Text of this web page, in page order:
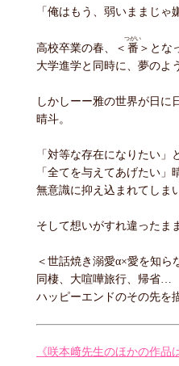
「俺はもう、弱いままじゃ
高校卒業の春、＜ 番
つがい
＞とな
大学進学と同時に、夢のよ
しかしーー雅の世界が日に
晴斗。
「対等な存在になりたい」
「全てを与えてあげたい」
無意識に抑え込まれてしま
そして想いがすれ違ったま
＜世話焼き溺愛α×愛を知ら
同棲、大喧嘩旅行、帰省…
ハッピーエンドのその先を
《咲本﨑先生のほかの作品